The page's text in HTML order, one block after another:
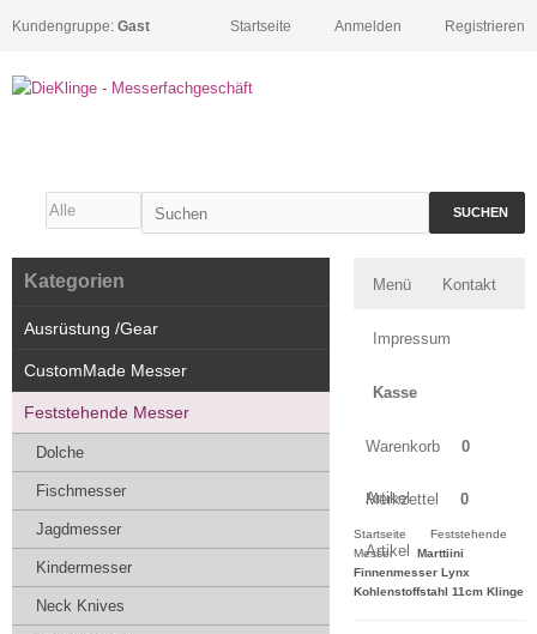
Kundengruppe: Gast Registrieren
Anmelden
Startseite
SUCHEN
Menü Kontakt
Impressum
Kasse
Warenkorb 0
Artikel
Merkzettel 0
Artikel
Startseite
Feststehende
Messer
Marttiini
Finnenmesser Lynx
Kohlenstoffstahl 11cm Klinge
Kategorien
Ausrüstung /Gear
CustomMade Messer
Feststehende Messer
Dolche
Fischmesser
Jagdmesser
Kindermesser
Neck Knives